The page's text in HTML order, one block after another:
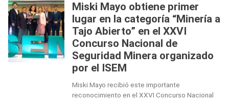
Miski Mayo obtiene primer
lugar en la categoría “Minería a
Tajo Abierto” en el XXVI
Concurso Nacional de
Seguridad Minera organizado
por el ISEM
Miski Mayo recibió este importante
reconocimiento en el XXVI Concurso Nacional